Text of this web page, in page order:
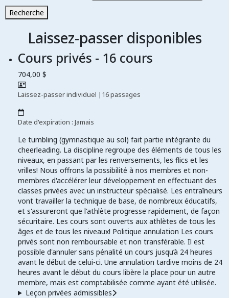
Recherche
Laissez-passer disponibles
Cours privés - 16 cours
704,00 $
Laissez-passer individuel | 16 passages
Date d'expiration : Jamais
Le tumbling (gymnastique au sol) fait partie intégrante du
cheerleading. La discipline regroupe des éléments de tous les
niveaux, en passant par les renversements, les flics et les
vrilles! Nous offrons la possibilité à nos membres et non-
membres d'accélérer leur développement en effectuant des
classes privées avec un instructeur spécialisé. Les entraîneurs
vont travailler la technique de base, de nombreux éducatifs,
et s'assureront que l'athlète progresse rapidement, de façon
sécuritaire. Les cours sont ouverts aux athlètes de tous les
âges et de tous les niveaux! Politique annulation Les cours
privés sont non remboursable et non transférable. Il est
possible d'annuler sans pénalité un cours jusqu’à 24 heures
avant le début de celui-ci. Une annulation tardive moins de 24
heures avant le début du cours libère la place pour un autre
membre, mais est comptabilisée comme ayant été utilisée.
Leçon privées admissibles